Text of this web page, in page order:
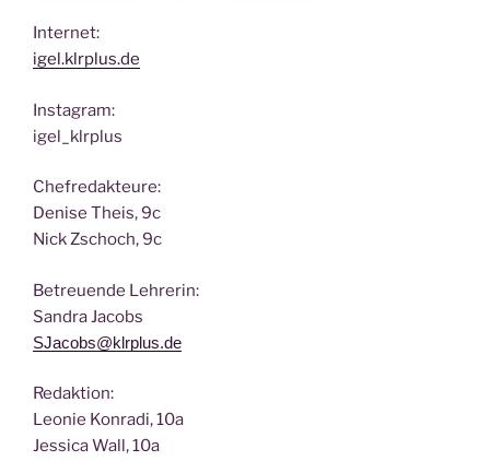
Inter­net:
igel.klrplus.de
Insta­gram:
igel_klrplus
Chef­re­dak­teu­re:
Deni­se Theis, 9c
Nick Zscho­ch, 9c
Betreu­en­de Lehrerin:
San­dra Jacobs
SJacobs@klrplus.de
Redak­ti­on:
Leo­nie Kon­ra­di, 10a
Jes­si­ca Wall, 10a